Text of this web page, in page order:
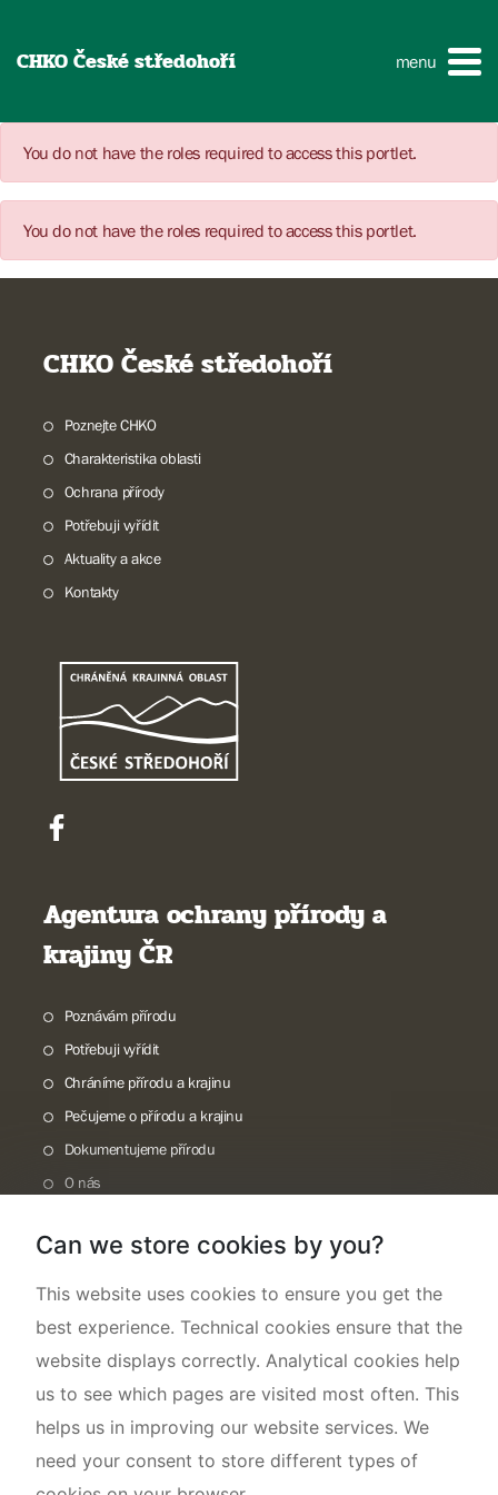
CHKO České středohoří menu
You do not have the roles required to access this portlet.
You do not have the roles required to access this portlet.
CHKO České středohoří
Poznejte CHKO
Charakteristika oblasti
Ochrana přírody
Potřebuji vyřídit
Aktuality a akce
Kontakty
Agentura ochrany přírody a
krajiny ČR
Poznávám přírodu
Potřebuji vyřídit
Chráníme přírodu a krajinu
Pečujeme o přírodu a krajinu
Dokumentujeme přírodu
O nás
Can we store cookies by you?
This website uses cookies to ensure you get the
best experience. Technical cookies ensure that the
website displays correctly. Analytical cookies help
us to see which pages are visited most often. This
helps us in improving our website services. We
need your consent to store different types of